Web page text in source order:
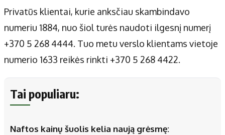
Privatūs klientai, kurie anksčiau skambindavo
numeriu 1884, nuo šiol turės naudoti ilgesnį numerį
+370 5 268 4444. Tuo metu verslo klientams vietoje
numerio 1633 reikės rinkti +370 5 268 4422.
Tai populiaru:
Naftos kainų šuolis kelia naują grėsmę: